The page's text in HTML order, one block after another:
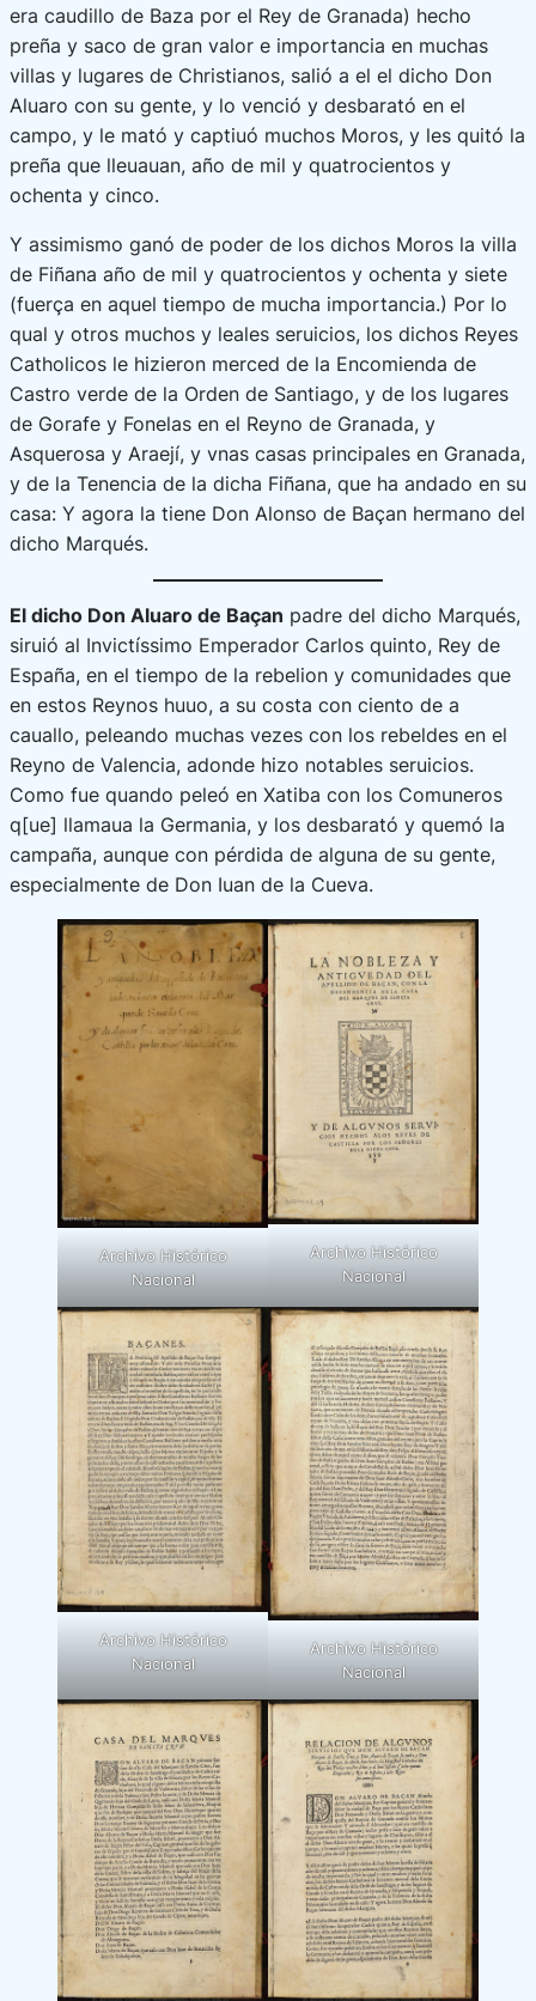
era caudillo de Baza por el Rey de Granada) hecho
preña y saco de gran valor e importancia en muchas
villas y lugares de Christianos, salió a el el dicho Don
Aluaro con su gente, y lo venció y desbarató en el
campo, y le mató y captiuó muchos Moros, y les quitó la
preña que lleuauan, año de mil y quatrocientos y
ochenta y cinco.
Y assimismo ganó de poder de los dichos Moros la villa
de Fiñana año de mil y quatrocientos y ochenta y siete
(fuerça en aquel tiempo de mucha importancia.) Por lo
qual y otros muchos y leales serui­cios, los dichos Reyes
Catholicos le hizieron merced de la Encomienda de
Castro verde de la Orden de Santiago, y de los lugares
de Gorafe y Fonelas en el Reyno de Granada, y
Asquerosa y Araejí, y vnas casas principales en Granada,
y de la Tenencia de la dicha Fiñana, que ha andado en su
casa: Y agora la tiene Don Alonso de Baçan hermano del
dicho Marqués.
El dicho Don Aluaro de Baçan padre del dicho Marqués,
siruió al Invictíssimo Emperador Carlos quinto, Rey de
España, en el tiempo de la rebelion y comunidades que
en estos Reynos huuo, a su costa con ciento de a
cauallo, peleando muchas vezes con los rebeldes en el
Reyno de Valencia, adonde hizo notables serui­cios.
Como fue quando peleó en Xatiba con los Comuneros
q[ue] llamaua la Germania, y los desbarató y quemó la
campaña, aunque con pérdida de alguna de su gente,
especialmente de Don Iuan de la Cueva.
Archivo Histórico
Nacional
Archivo Histórico
Nacional
Archivo Histórico
Nacional
Archivo Histórico
Nacional